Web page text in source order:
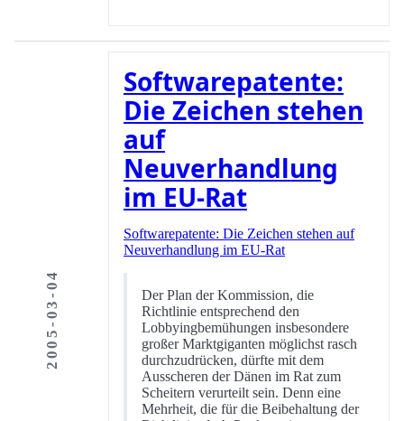
2005-03-04
Softwarepatente:
Die Zeichen stehen
auf
Neuverhandlung
im EU-Rat
Softwarepatente: Die Zeichen stehen auf
Neuverhandlung im EU-Rat
Der Plan der Kommission, die
Richtlinie entsprechend den
Lobbyingbemühungen insbesondere
großer Marktgiganten möglichst rasch
durchzudrücken, dürfte mit dem
Ausscheren der Dänen im Rat zum
Scheitern verurteilt sein. Denn eine
Mehrheit, die für die Beibehaltung der